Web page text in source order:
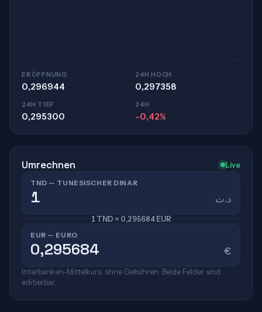
ERÖFFNUNG
0,296944
24H HOCH
0,297358
24H TIEF
0,295300
24H
-0,42%
Umrechnen Live
TND — TUNESISCHER DINAR
د.ت
1 TND = 0,295684 EUR
EUR — EURO
€
Interbanken-Mittelkurs, ohne Gebühren. Beide Felder sind
editierbar.